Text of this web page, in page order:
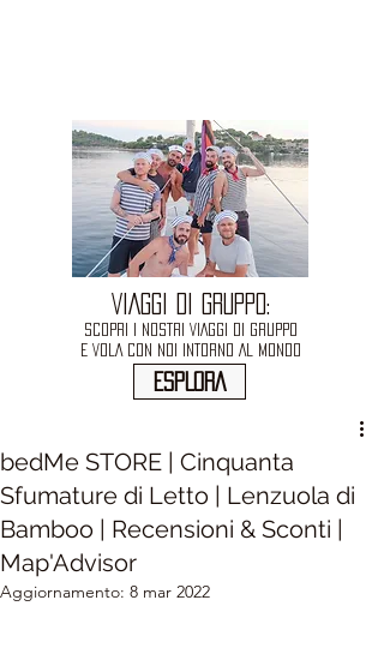
VIAGGI DI GRUPPO:
SCOPRI I NOSTRI VIAGGI DI GRUPPO
E VOLA CON NOI INTORNO AL MONDO
ESPLORA
bedMe STORE | Cinquanta
Sfumature di Letto | Lenzuola di
Bamboo | Recensioni & Sconti |
Map'Advisor
Aggiornamento: 8 mar 2022